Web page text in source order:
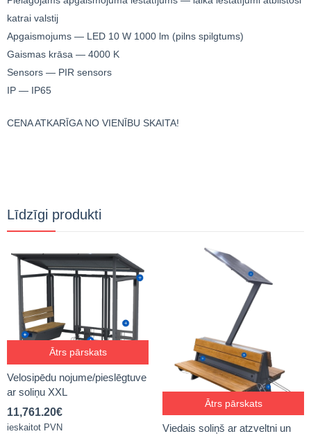
katrai valstij
Apgaismojums — LED 10 W 1000 lm (pilns spilgtums)
Gaismas krāsa — 4000 K
Sensors — PIR sensors
IP — IP65
CENA ATKARĪGA NO VIENĪBU SKAITA!
Līdzīgi produkti
Ātrs pārskats
Velosipēdu nojume/pieslēgtuve
ar soliņu XXL
11,761.20€
ieskaitot PVN
Ātrs pārskats
Viedais soliņš ar atzveltni un